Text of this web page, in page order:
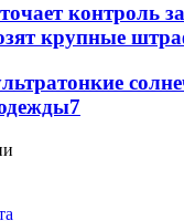
контроль
крупные
7